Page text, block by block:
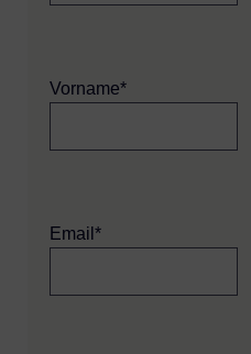
Vorname*
Email*